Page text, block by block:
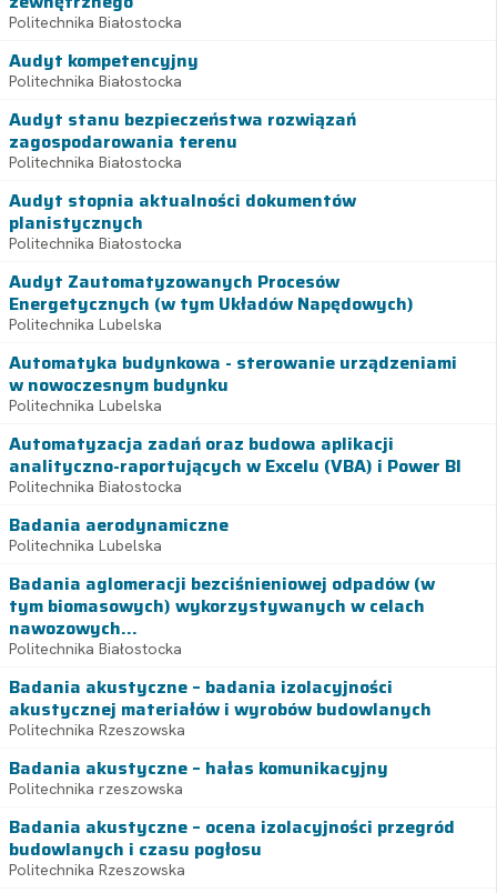
Politechnika Białostocka
Audyt kompetencyjny
Politechnika Białostocka
Audyt stanu bezpieczeństwa rozwiązań
zagospodarowania terenu
Politechnika Białostocka
Audyt stopnia aktualności dokumentów
planistycznych
Politechnika Białostocka
Audyt Zautomatyzowanych Procesów
Energetycznych (w tym Układów Napędowych)
Politechnika Lubelska
Automatyka budynkowa - sterowanie urządzeniami
w nowoczesnym budynku
Politechnika Lubelska
Automatyzacja zadań oraz budowa aplikacji
analityczno-raportujących w Excelu (VBA) i Power BI
Politechnika Białostocka
Badania aerodynamiczne
Politechnika Lubelska
Badania aglomeracji bezciśnieniowej odpadów (w
tym biomasowych) wykorzystywanych w celach
nawozowych...
Politechnika Białostocka
Badania akustyczne – badania izolacyjności
akustycznej materiałów i wyrobów budowlanych
Politechnika Rzeszowska
Badania akustyczne – hałas komunikacyjny
Politechnika rzeszowska
Badania akustyczne – ocena izolacyjności przegród
budowlanych i czasu pogłosu
Politechnika Rzeszowska